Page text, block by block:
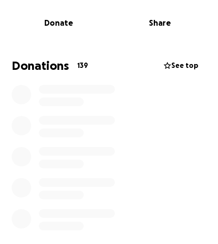
traditionellen Hebammen lernen – denn
Donate Share
Donations 139 See top